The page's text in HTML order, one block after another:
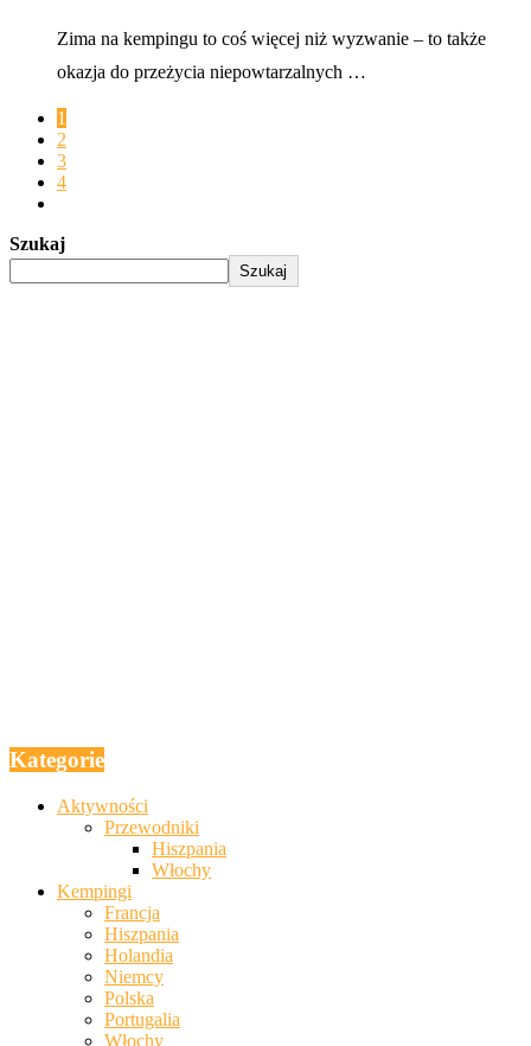
Zima na kempingu to coś więcej niż wyzwanie – to także
okazja do przeżycia niepowtarzalnych …
1
2
3
4
Szukaj
Szukaj
Kategorie
Aktywności
Przewodniki
Hiszpania
Włochy
Kempingi
Francja
Hiszpania
Holandia
Niemcy
Polska
Portugalia
Włochy